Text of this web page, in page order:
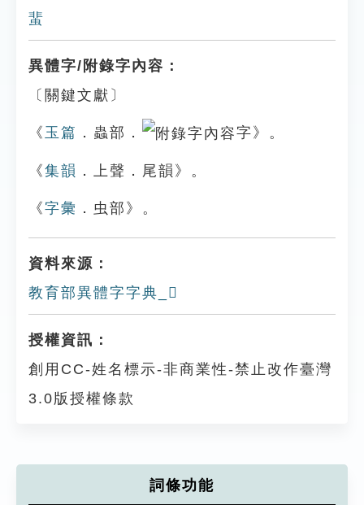
蜚
異體字/附錄字內容：
〔關鍵文獻〕
《 玉篇 ．蟲部． 字》。
《集韻 ．上聲．尾韻》。
《字彙 ．虫部》。
資料來源：
教育部異體字字典_𧕿
授權資訊：
創用CC-姓名標示-非商業性-禁止改作臺灣
3.0版授權條款
詞條功能